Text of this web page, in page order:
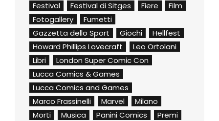
Festival
Festival di Sitges Fiere
Film
Fotogallery
Fumetti
Gazzetta dello Sport
Giochi
Hellfest
Howard Phillips Lovecraft
Leo Ortolani
Libri
London Super Comic Con
Lucca Comics & Games
Lucca Comics and Games
Marco Frassinelli
Marvel
Milano
Morti
Musica Panini Comics
Premi